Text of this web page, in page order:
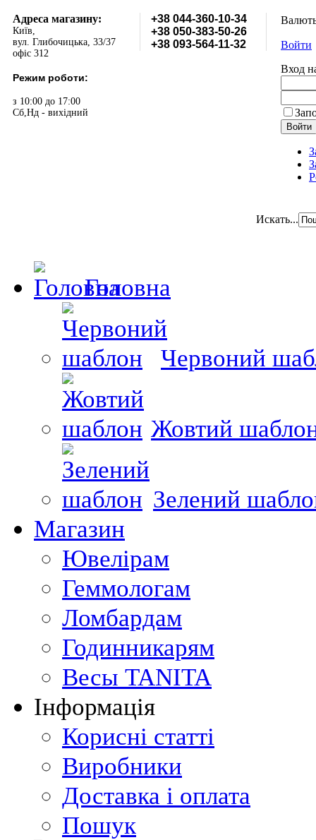
Адреса магазину:
Київ,
вул. Глибочицька, 33/37
офіс 312
Режим роботи:
з 10:00 до 17:00
Сб,Нд - вихідний
+38 044-360-10-34
+38 050-383-50-26
+38 093-564-11-32
Войти
Вход
Искать...
Головна
Червоний
Жовтий
Зелений
Магазин
Ювелірам
Геммологам
Ломбардам
Годинникарям
Весы TANITA
Інформація
Корисні статті
Виробники
Доставка і оплата
Пошук